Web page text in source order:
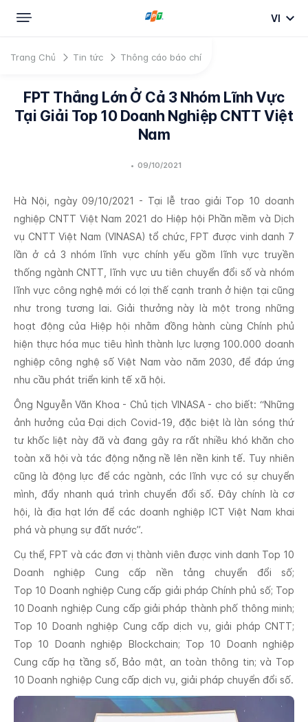
VI
Trang Chủ Tin tức Thông cáo báo chí
FPT Thắng Lớn Ở Cả 3 Nhóm Lĩnh Vực
Tại Giải Top 10 Doanh Nghiệp CNTT Việt
Nam
• 09/10/2021
Hà Nội, ngày 09/10/2021 - Tại lễ trao giải Top 10 doanh
nghiệp CNTT Việt Nam 2021 do Hiệp hội Phần mềm và Dịch
vụ CNTT Việt Nam (VINASA) tổ chức, FPT được vinh danh 7
lần ở cả 3 nhóm lĩnh vực chính yếu gồm lĩnh vực truyền
thống ngành CNTT, lĩnh vực ưu tiên chuyển đổi số và nhóm
lĩnh vực công nghệ mới có lợi thế cạnh tranh ở hiện tại cũng
như trong tương lai. Giải thưởng này là một trong những
hoạt động của Hiệp hội nhằm đồng hành cùng Chính phủ
hiện thực hóa mục tiêu hình thành lực lượng 100.000 doanh
nghiệp công nghệ số Việt Nam vào năm 2030, để đáp ứng
nhu cầu phát triển kinh tế xã hội.
Ông Nguyễn Văn Khoa - Chủ tịch VINASA - cho biết: “Những
ảnh hưởng của Đại dịch Covid-19, đặc biệt là làn sóng thứ
tư khốc liệt này đã và đang gây ra rất nhiều khó khăn cho
toàn xã hội và tác động nặng nề lên nền kinh tế. Tuy nhiên
cũng là động lực để các ngành, các lĩnh vực có sự chuyển
mình, đẩy nhanh quá trình chuyển đổi số. Đây chính là cơ
hội, là địa hạt lớn để các doanh nghiệp ICT Việt Nam khai
phá và phụng sự đất nước”.
Cụ thể, FPT và các đơn vị thành viên được vinh danh Top 10
Doanh nghiệp Cung cấp nền tảng chuyển đổi số;
Top 10 Doanh nghiệp Cung cấp giải pháp Chính phủ số; Top
10 Doanh nghiệp Cung cấp giải pháp thành phố thông minh;
Top 10 Doanh nghiệp Cung cấp dịch vụ, giải pháp CNTT;
Top 10 Doanh nghiệp Blockchain; Top 10 Doanh nghiệp
Cung cấp hạ tầng số, Bảo mật, an toàn thông tin; và Top
10 Doanh nghiệp Cung cấp dịch vụ, giải pháp chuyển đổi số.